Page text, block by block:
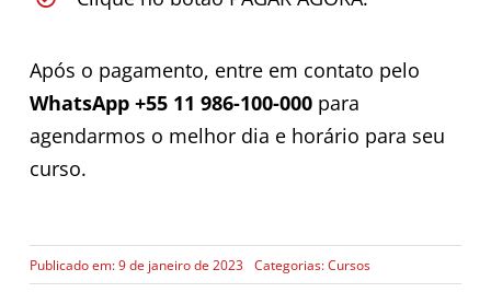
Após o pagamento, entre em contato pelo
WhatsApp +55 11 986-100-000para
agendarmos o melhor dia e horário para seu
curso.
Publicado em: 9 de janeiro de 2023 Categorias:Cursos